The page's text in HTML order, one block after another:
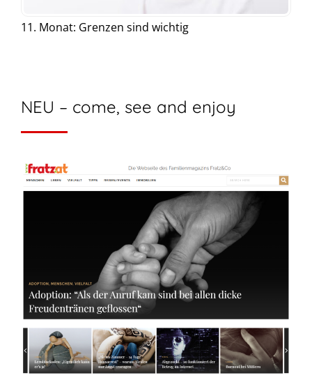
11. Monat: Grenzen sind wichtig
NEU – come, see and enjoy